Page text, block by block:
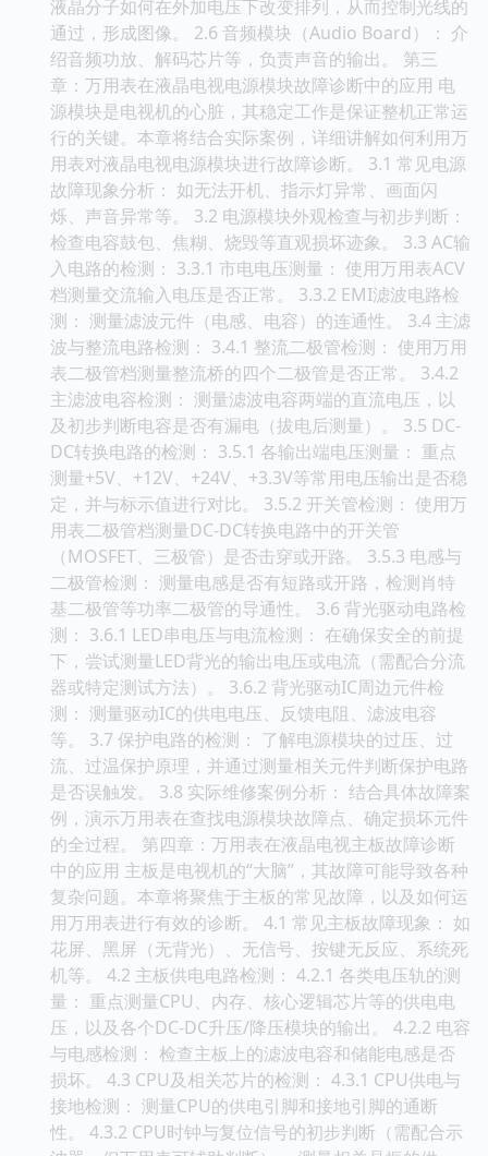
液晶分子如何在外加电压下改变排列，从而控制光线的
通过，形成图像。 2.6 音频模块（Audio Board）： 介
绍音频功放、解码芯片等，负责声音的输出。 第三
章：万用表在液晶电视电源模块故障诊断中的应用 电
源模块是电视机的心脏，其稳定工作是保证整机正常运
行的关键。本章将结合实际案例，详细讲解如何利用万
用表对液晶电视电源模块进行故障诊断。 3.1 常见电源
故障现象分析： 如无法开机、指示灯异常、画面闪
烁、声音异常等。 3.2 电源模块外观检查与初步判断：
检查电容鼓包、焦糊、烧毁等直观损坏迹象。 3.3 AC输
入电路的检测： 3.3.1 市电电压测量： 使用万用表ACV
档测量交流输入电压是否正常。 3.3.2 EMI滤波电路检
测： 测量滤波元件（电感、电容）的连通性。 3.4 主滤
波与整流电路检测： 3.4.1 整流二极管检测： 使用万用
表二极管档测量整流桥的四个二极管是否正常。 3.4.2
主滤波电容检测： 测量滤波电容两端的直流电压，以
及初步判断电容是否有漏电（拔电后测量）。 3.5 DC-
DC转换电路的检测： 3.5.1 各输出端电压测量： 重点
测量+5V、+12V、+24V、+3.3V等常用电压输出是否稳
定，并与标示值进行对比。 3.5.2 开关管检测： 使用万
用表二极管档测量DC-DC转换电路中的开关管
（MOSFET、三极管）是否击穿或开路。 3.5.3 电感与
二极管检测： 测量电感是否有短路或开路，检测肖特
基二极管等功率二极管的导通性。 3.6 背光驱动电路检
测： 3.6.1 LED串电压与电流检测： 在确保安全的前提
下，尝试测量LED背光的输出电压或电流（需配合分流
器或特定测试方法）。 3.6.2 背光驱动IC周边元件检
测： 测量驱动IC的供电电压、反馈电阻、滤波电容
等。 3.7 保护电路的检测： 了解电源模块的过压、过
流、过温保护原理，并通过测量相关元件判断保护电路
是否误触发。 3.8 实际维修案例分析： 结合具体故障案
例，演示万用表在查找电源模块故障点、确定损坏元件
的全过程。 第四章：万用表在液晶电视主板故障诊断
中的应用 主板是电视机的“大脑”，其故障可能导致各种
复杂问题。本章将聚焦于主板的常见故障，以及如何运
用万用表进行有效的诊断。 4.1 常见主板故障现象： 如
花屏、黑屏（无背光）、无信号、按键无反应、系统死
机等。 4.2 主板供电电路检测： 4.2.1 各类电压轨的测
量： 重点测量CPU、内存、核心逻辑芯片等的供电电
压，以及各个DC-DC升压/降压模块的输出。 4.2.2 电容
与电感检测： 检查主板上的滤波电容和储能电感是否
损坏。 4.3 CPU及相关芯片的检测： 4.3.1 CPU供电与
接地检测： 测量CPU的供电引脚和接地引脚的通断
性。 4.3.2 CPU时钟与复位信号的初步判断（需配合示